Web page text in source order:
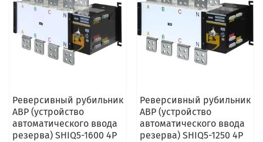
Реверсивный рубильник
АВР (устройство
автоматического ввода
резерва) SHIQ5-1600 4P
Реверсивный рубильник
АВР (устройство
автоматического ввода
резерва) SHIQ5-1250 4P